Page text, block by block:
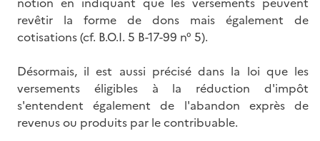
revêtir la forme de dons mais également de
cotisations (cf. B.O.I. 5 B-17-99 n° 5).
Désormais, il est aussi précisé dans la loi que les
versements éligibles à la réduction d'impôt
s'entendent également de l'abandon exprès de
revenus ou produits par le contribuable.